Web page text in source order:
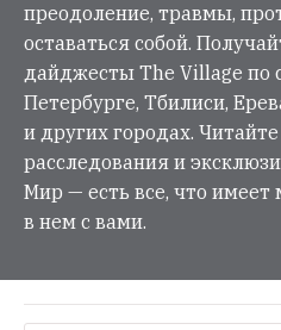
преодоление, травмы,
оставаться собой.
дайджесты The Village по
Петербурге, Тбилиси,
и других городах.
расследования и
Мир — есть все, что имеет
в нем с вами.